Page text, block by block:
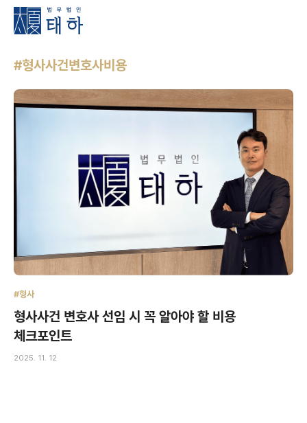
#형사사건변호사비용
#형사
형사사건 변호사 선임 시 꼭 알아야 할 비용
체크포인트
2025. 11. 12